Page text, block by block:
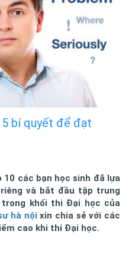
5 bí quyết để đạt
10 các bạn học sinh đã lựa
và bắt đầu tập trung
trong khối thi Đại học của
hà nội xin chia sẻ với các
cao khi thi Đại học.